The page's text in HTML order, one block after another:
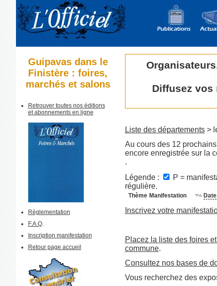
Guipavas dans le
Finistère : foires,
marchés et salons
Retrouver toutes nos éditions
et abonnements en ligne
Règlementation
F.A.Q.
Inscription manifestation
Retour page accueil
Diffusez vos
Liste des départements>
Au cours des 12
encore enregistrée sur la
.
Légende :
P =
régulière.
Thème Manifestation Date
Inscrivez votre
Placez la liste des foires
commune.
Consultez nos bases de
Vous recherchez des